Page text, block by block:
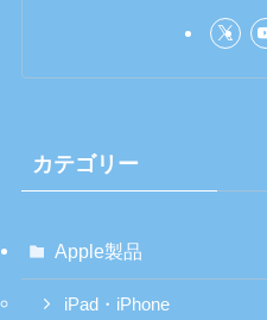
カテゴリー
Apple製品
iPad・iPhone